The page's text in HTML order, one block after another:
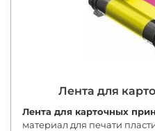
Лента для
Лента для карточных
материал для печати